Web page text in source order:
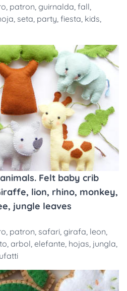
, patron, guirnalda, fall,
, seta, party, fiesta, kids,
Felt baby crib
lion, rhino, monkey,
jungle leaves
, patron, safari, girafa, leon,
, arbol, elefante, hojas, jungla,